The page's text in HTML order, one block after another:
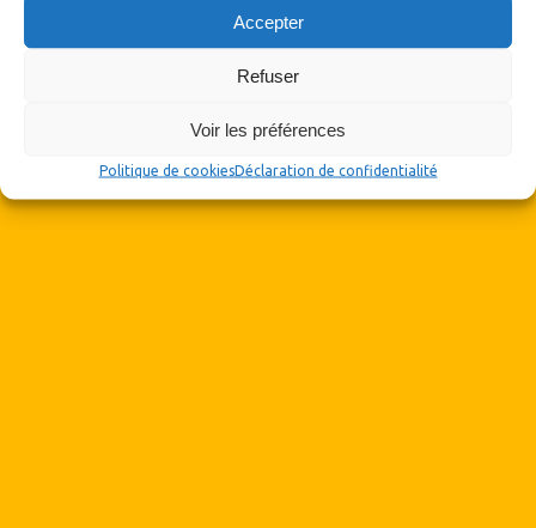
Accepter
Refuser
Voir les préférences
Politique de cookiesDéclaration de confidentialité
Bol de riz Saint-Martin-la-Plaine 2026